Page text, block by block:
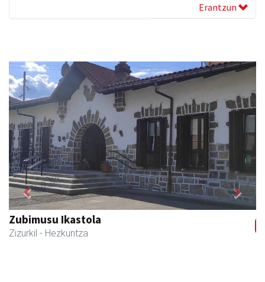
Erantzun
Zizurkilgo Udala
Zizurkil - Udaletxeak
Previous Next